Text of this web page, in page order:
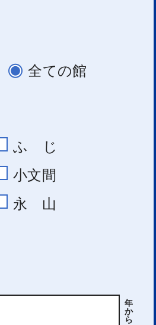
全ての館
ふ じ
小文間
永 山
年
か
ら